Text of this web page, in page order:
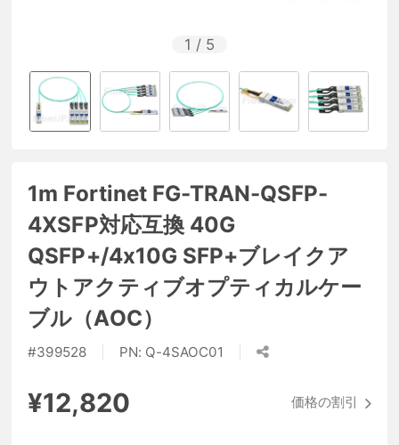
1 / 5
1m Fortinet FG-TRAN-QSFP-
4XSFP対応互換 40G
QSFP+/4x10G SFP+ブレイクア
ウトアクティブオプティカルケー
ブル（AOC）
#399528 PN: Q-4SAOC01
¥12,820 価格の割引